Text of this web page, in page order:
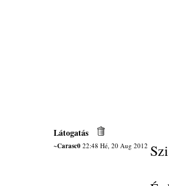
Látogatás
~Carasc022:48 Hé, 20 Aug 2012